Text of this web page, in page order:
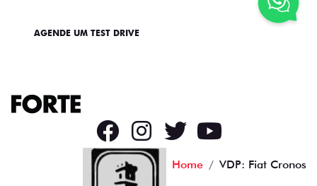
AGENDE UM TEST DRIVE
Home VDP: Fiat Cronos